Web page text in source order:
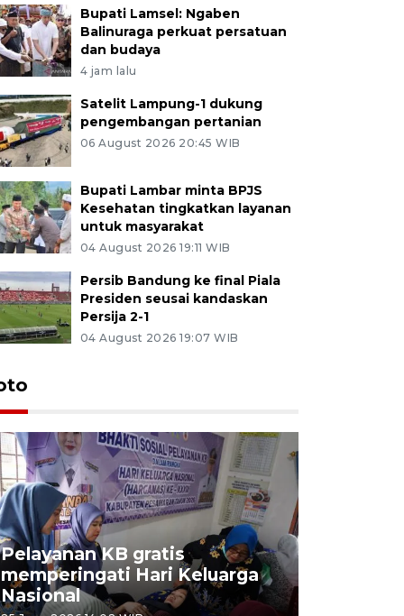
Bupati Lamsel: Ngaben
Balinuraga perkuat persatuan
dan budaya
4 jam lalu
Satelit Lampung-1 dukung
pengembangan pertanian
06 August 2026 20:45 WIB
Bupati Lambar minta BPJS
Kesehatan tingkatkan layanan
untuk masyarakat
04 August 2026 19:11 WIB
Persib Bandung ke final Piala
Presiden seusai kandaskan
Persija 2-1
04 August 2026 19:07 WIB
Pelayanan KB gratis
memperingati Hari Keluarga
Nasional